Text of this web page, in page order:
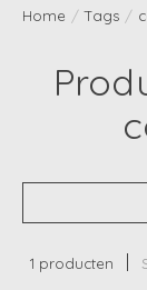
Home / Tags /
1 producten